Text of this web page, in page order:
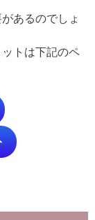
あるのでしょ
トは下記のペ